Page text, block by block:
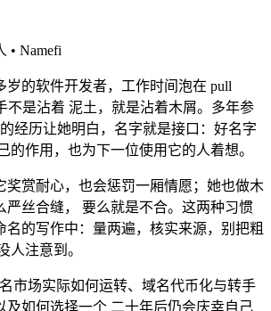
• Namefi
岁的软件开发者，工作时间泡在 pull
不是沾着 泥土，就是沾着木屑。多年参
经历让她明白，名字就是接口：好名字
的作用，也为下一位使用它的人着想。
奖赏耐心，也会惩罚一厢情愿；她也做木
严丝合缝， 要么就是不合。这两种习惯
名的写作中：量两遍，核实来源，别把粗
人注意到。
市场实际如何运转、域名代币化与转手
及如何选择一个 二十年后仍会庆幸自己